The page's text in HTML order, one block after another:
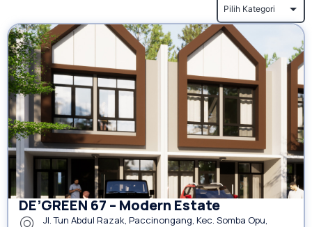
DE’GREEN 67 – Modern Estate
Jl. Tun Abdul Razak, Paccinongang, Kec. Somba Opu,